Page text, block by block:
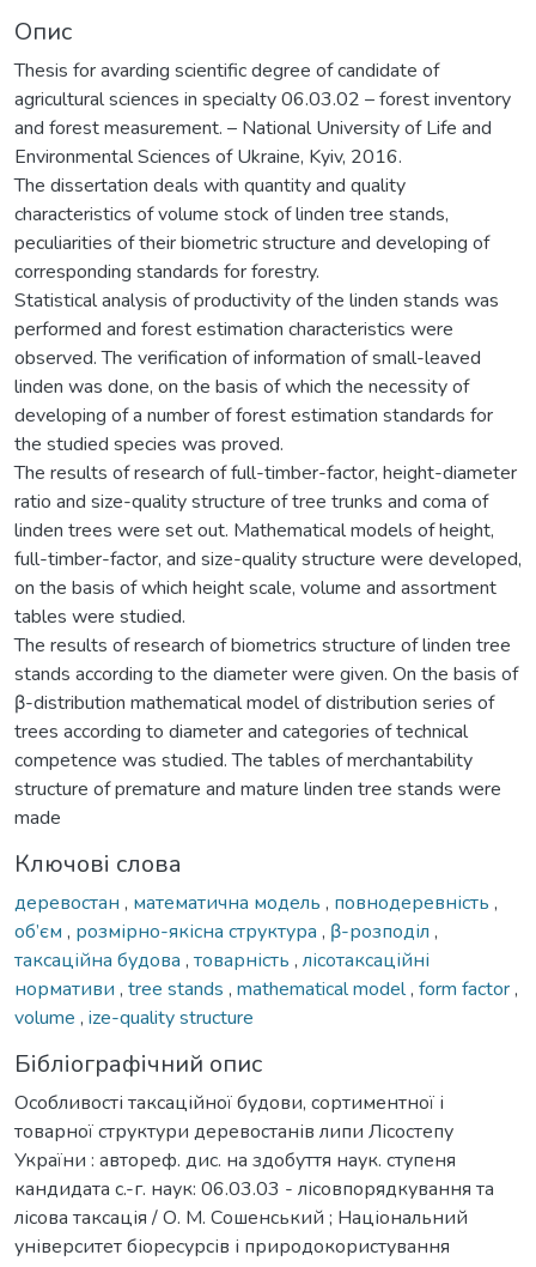
Опис
Thesis for avarding scientific degree of candidate of
agricultural sciences in specialty 06.03.02 – forest inventory
and forest measurement. – National University of Life and
Environmental Sciences of Ukraine, Kyiv, 2016.
The dissertation deals with quantity and quality
characteristics of volume stock of linden tree stands,
peculiarities of their biometric structure and developing of
corresponding standards for forestry.
Statistical analysis of productivity of the linden stands was
performed and forest estimation characteristics were
observed. The verification of information of small-leaved
linden was done, on the basis of which the necessity of
developing of a number of forest estimation standards for
the studied species was proved.
The results of research of full-timber-factor, height-diameter
ratio and size-quality structure of tree trunks and coma of
linden trees were set out. Mathematical models of height,
full-timber-factor, and size-quality structure were developed,
on the basis of which height scale, volume and assortment
tables were studied.
The results of research of biometrics structure of linden tree
stands according to the diameter were given. On the basis of
β-distribution mathematical model of distribution series of
trees according to diameter and categories of technical
competence was studied. The tables of merchantability
structure of premature and mature linden tree stands were
made
Ключові слова
деревостан , математична модель , повнодеревність ,
об’єм , розмірно-якісна структура , β-розподіл ,
таксаційна будова , товарність , лісотаксаційні
нормативи , tree stands , mathematical model, form factor,
volume , ize-quality structure
Бібліографічний опис
Особливості таксаційної будови, сортиментної і
товарної структури деревостанів липи Лісостепу
України : автореф. дис. на здобуття наук. ступеня
кандидата с.-г. наук: 06.03.03 - лісовпорядкування та
лісова таксація / О. М. Сошенський ; Національний
університет біоресурсів і природокористування